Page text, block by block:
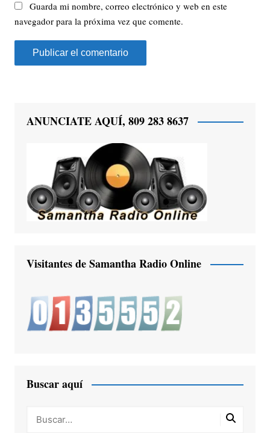
Guarda mi nombre, correo electrónico y web en este
navegador para la próxima vez que comente.
ANUNCIATE AQUÍ, 809 283 8637
Visitantes de Samantha Radio Online
Buscar aquí